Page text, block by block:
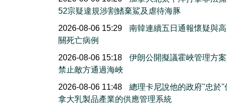
52宗疑違規涉割鰭棄鯊及虐待海豚
2026-08-06 15:29
南韓連續五日通報懷疑與
關死亡病例
2026-08-06 15:18
伊朗公開擬議霍峽管理方
禁止敵方通過海峽
2026-08-06 11:48
總理卡尼說他的政府''忠於''
拿大乳製品產業的供應管理系統